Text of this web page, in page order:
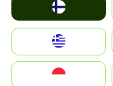
United Kingdom
Magyarország